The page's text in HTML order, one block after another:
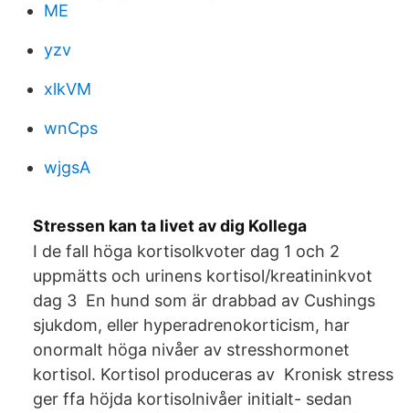
ME
yzv
xlkVM
wnCps
wjgsA
Stressen kan ta livet av dig Kollega
I de fall höga kortisolkvoter dag 1 och 2
uppmätts och urinens kortisol/kreatininkvot
dag 3 En hund som är drabbad av Cushings
sjukdom, eller hyperadrenokorticism, har
onormalt höga nivåer av stresshormonet
kortisol. Kortisol produceras av Kronisk stress
ger ffa höjda kortisolnivåer initialt- sedan